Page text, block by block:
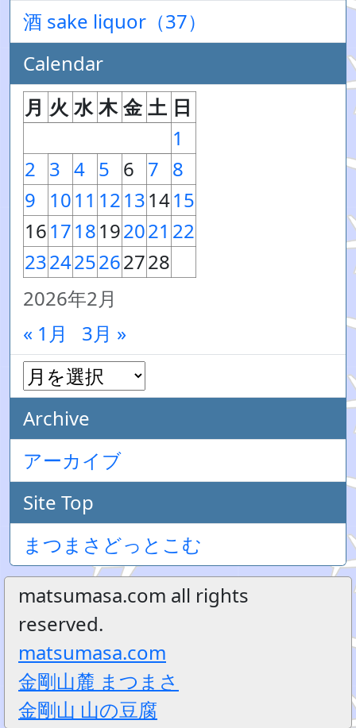
酒 sake liquor（37）
Calendar
2026年2月
月 火 水 木 金 土 日
1
2 3 4 5 6 7 8
9
1011 12131415
161718192021 22
232425262728
« 1月 3月 »
Archive
アーカイブ
Site Top
まつまさどっとこむ
matsumasa.com all rights
reserved.
matsumasa.com
金剛山麓 まつまさ
金剛山 山の豆腐